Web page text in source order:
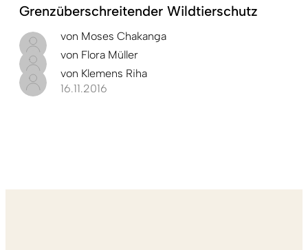
Grenzüberschreitender Wildtierschutz
von Moses Chakanga
von Flora Müller
von Klemens Riha
16.11.2016